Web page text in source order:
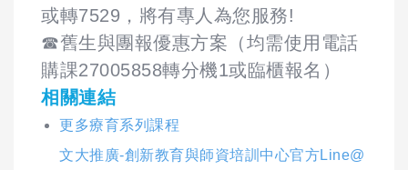
或轉7529，將有專人為您服務!
☎舊生與團報優惠方案（均需使用電話
購課27005858轉分機1或臨櫃報名）
相關連結
更多療育系列課程
文大推廣-創新教育與師資培訓中心官方Line@